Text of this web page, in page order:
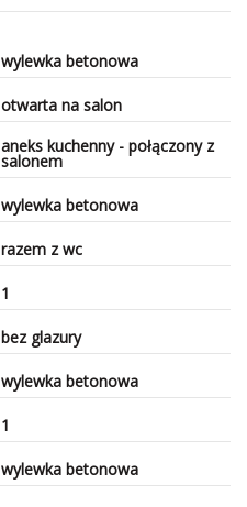
wylewka betonowa
otwarta na salon
aneks kuchenny - połączony z
salonem
wylewka betonowa
razem z wc
1
bez glazury
wylewka betonowa
1
wylewka betonowa